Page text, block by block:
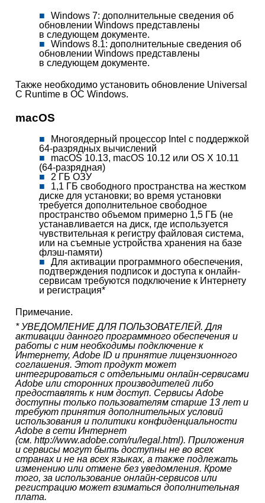
Windows 7: дополнительные сведения об
обновлении Windows представлены
в следующем документе.
Windows 8.1: дополнительные сведения об
обновлении Windows представлены
в следующем документе.
Также необходимо установить обновление Universal
C Runtime в ОС Windows.
macOS
Многоядерный процессор Intel с поддержкой
64-разрядных вычислений
macOS 10.13, macOS 10.12 или OS X 10.11
(64-разрядная)
2 ГБ ОЗУ
1,1 ГБ свободного пространства на жестком
диске для установки; во время установки
требуется дополнительное свободное
пространство объемом примерно 1,5 ГБ (не
устанавливается на диск, где используется
чувствительная к регистру файловая система,
или на съемные устройства хранения на базе
флэш-памяти)
Для активации программного обеспечения,
подтверждения подписок и доступа к онлайн-
сервисам требуются подключение к Интернету
и регистрация*
Примечание.
* УВЕДОМЛЕНИЕ ДЛЯ ПОЛЬЗОВАТЕЛЕЙ. Для
активации данного программного обеспечения и
работы с ним необходимы подключение к
Интернету, Adobe ID и принятие лицензионного
соглашения. Этот продукт может
интегрироваться с отдельными онлайн-сервисами
Adobe или сторонних производителей либо
предоставлять к ним доступ. Сервисы Adobe
доступны только пользователям старше 13 лет и
требуют принятия дополнительных условий
использования и политики конфиденциальности
Adobe в сети Интернет
(см. http://www.adobe.com/ru/legal.html). Приложения
и сервисы могут быть доступны не во всех
странах и не на всех языках, а также подлежать
изменению или отмене без уведомления. Кроме
того, за использование онлайн-сервисов или
регистрацию может взиматься дополнительная
плата.